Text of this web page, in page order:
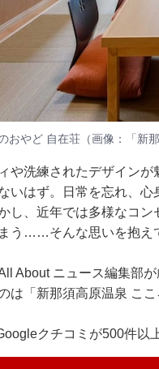
おやど 自在荘（画像：「新
や洗練されたデザイン
いはず。日常を忘れ、
し、近年では多様なコ
う……そんな思いを抱え
About ニュース編集部
は「新那須高原温泉 こ
クチコミが500件以